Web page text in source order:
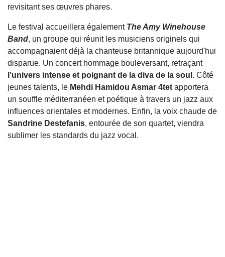
revisitant ses œuvres phares.
Le festival accueillera également The Amy Winehouse
Band, un groupe qui réunit les musiciens originels qui
accompagnaient déjà la chanteuse britannique aujourd'hui
disparue. Un concert hommage bouleversant, retraçant
l’univers intense et poignant de la diva de la soul . Côté
jeunes talents, le Mehdi Hamidou Asmar 4tet apportera
un souffle méditerranéen et poétique à travers un jazz aux
influences orientales et modernes. Enfin, la voix chaude de
Sandrine Destefanis, entourée de son quartet, viendra
sublimer les standards du jazz vocal.